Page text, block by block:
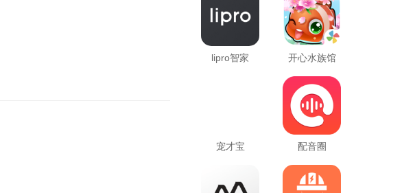
lipro智家 开心水族馆
宠才宝 配音圈